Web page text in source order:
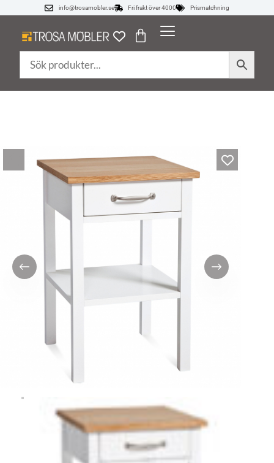
info@trosamobler.se Fri frakt över 4000 Prismatchning